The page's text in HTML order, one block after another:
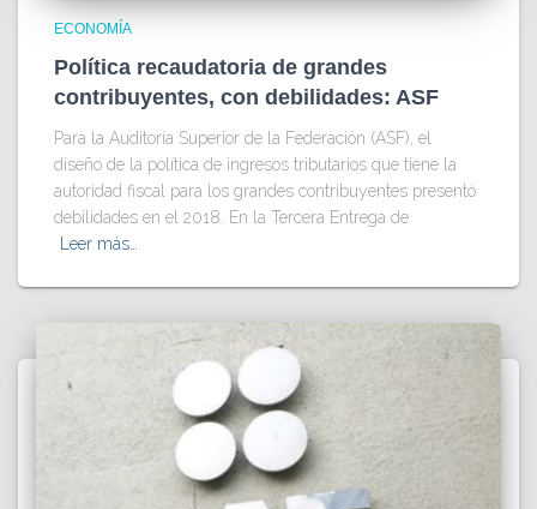
ECONOMÍA
Política recaudatoria de grandes
contribuyentes, con debilidades: ASF
Para la Auditoría Superior de la Federación (ASF), el
diseño de la política de ingresos tributarios que tiene la
autoridad fiscal para los grandes contribuyentes presentó
debilidades en el 2018. En la Tercera Entrega de
Leer más…